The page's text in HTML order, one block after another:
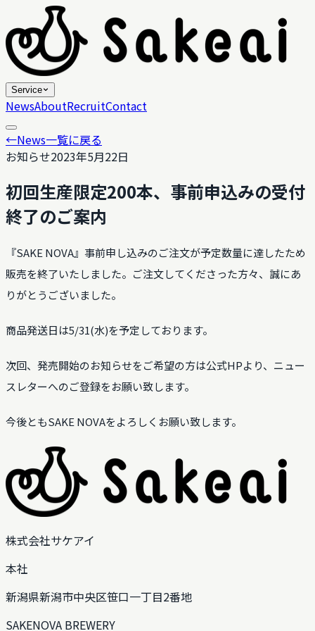
Service
NewsAboutRecruitContact
←News一覧に戻る
お知らせ2023年5月22日
初回生産限定200本、事前申込みの受付
終了のご案内
『SAKE NOVA』事前申し込みのご注文が予定数量に達したため
販売を終了いたしました。ご注文してくださった方々、誠にあ
りがとうございました。
商品発送日は5/31(水)を予定しております。
次回、発売開始のお知らせをご希望の方は公式HPより、ニュー
スレターへのご登録をお願い致します。
今後ともSAKE NOVAをよろしくお願い致します。
株式会社サケアイ
本社
新潟県新潟市中央区笹口一丁目2番地
SAKENOVA BREWERY